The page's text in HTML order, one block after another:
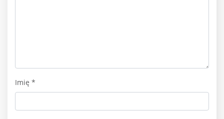
Imię *